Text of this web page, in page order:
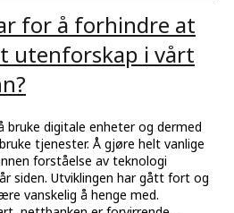
for å forhindre at
utenforskap i vårt
bruke digitale enheter og dermed
tjenester. Å gjøre helt vanlige
forståelse av teknologi
siden. Utviklingen har gått fort og
vanskelig å henge med.